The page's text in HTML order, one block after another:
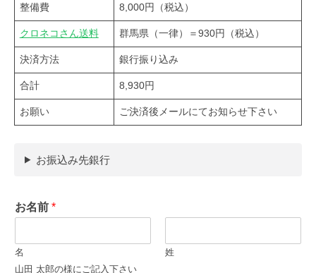
整備費 8,000円（税込）
クロネコさん送料 群馬県（一律）＝930円（税込）
決済方法 銀行振り込み
合計 8,930円
お願い ご決済後メールにてお知らせ下さい
お振込み先銀行
お名前 *
名
姓
山田 太郎の様にご記入下さい